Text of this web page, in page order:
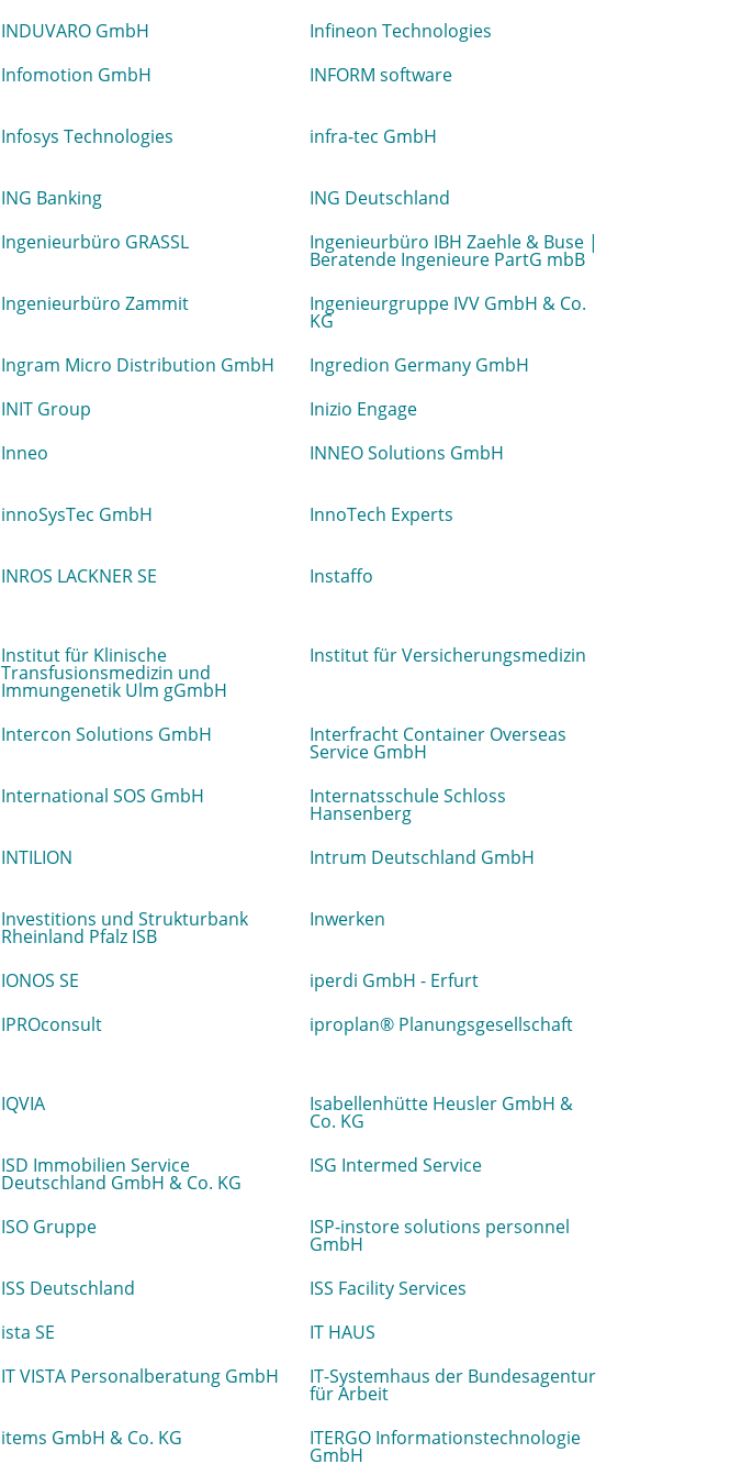
INDUVARO GmbH
Infineon Technologies
Infomotion GmbH INFORM software
Infosys Technologies infra-tec GmbH
ING Banking
ING Deutschland
Ingenieurbüro GRASSL Ingenieurbüro IBH Zaehle & Buse |
Beratende Ingenieure PartG mbB
Ingenieurbüro Zammit Ingenieurgruppe IVV GmbH & Co.
KG
Ingram Micro Distribution GmbH
Ingredion Germany GmbH
INIT Group
Inizio Engage
Inneo INNEO Solutions GmbH
innoSysTec GmbH InnoTech Experts
INROS LACKNER SE Instaffo
Institut für Klinische
Transfusionsmedizin und
Immungenetik Ulm gGmbH
Institut für Versicherungsmedizin
Intercon Solutions GmbH Interfracht Container Overseas
Service GmbH
International SOS GmbH Internatsschule Schloss
Hansenberg
INTILION Intrum Deutschland GmbH
Investitions und Strukturbank
Rheinland Pfalz ISB
Inwerken
IONOS SE
iperdi GmbH - Erfurt
IPROconsult iproplan® Planungsgesellschaft
IQVIA Isabellenhütte Heusler GmbH &
Co. KG
ISD Immobilien Service
Deutschland GmbH & Co. KG
ISG Intermed Service
ISO Gruppe ISP-instore solutions personnel
GmbH
ISS Deutschland
ISS Facility Services
ista SE
IT HAUS
IT VISTA Personalberatung GmbH IT-Systemhaus der Bundesagentur
für Arbeit
items GmbH & Co. KG ITERGO Informationstechnologie
GmbH